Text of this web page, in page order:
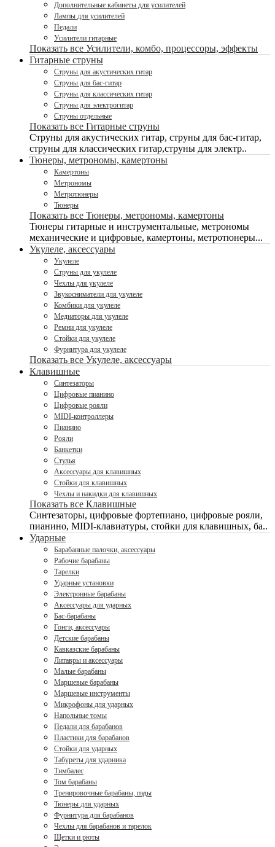
Дополнительные кабинеты для усилителей
Лампы для усилителей
Педали
Усилители гитарные
Показать все Усилители, комбо, процессоры, эффекты
Гитарные струны
Струны для акустических гитар
Струны для бас-гитар
Струны для классических гитар
Струны для электрогитар
Струны отдельные
Показать все Гитарные струны
Струны для акустических гитар, струны для бас-гитар,
струны для классических гитар,струны для электр..
Тюнеры, метрономы, камертоны
Камертоны
Метрономы
Метротюнеры
Тюнеры
Показать все Тюнеры, метрономы, камертоны
Тюнеры гитарные и инструментальные, метрономы
механические и цифровые, камертоны, метротюнеры...
Укулеле, аксессуары
Укулеле
Струны для укулеле
Чехлы для укулеле
Звукосниматели для укулеле
Комбики для укулеле
Медиаторы для укулеле
Ремни для укулеле
Стойки для укулеле
Фурнитура для укулеле
Показать все Укулеле, аксессуары
Клавишные
Синтезаторы
Цифровые пианино
Цифровые рояли
MIDI-контроллеры
Пианино
Рояли
Банкетки
Стулья
Аксессуары для клавишных
Стойки для клавишных
Чехлы и накидки для клавишных
Показать все Клавишные
Синтезаторы, цифровые фортепиано, цифровые рояли,
пианино, MIDI-клавиатуры, стойки для клавишных, ба..
Ударные
Барабанные палочки, аксессуары
Рабочие барабаны
Тарелки
Ударные установки
Электронные барабаны
Аксессуары для ударных
Бас-барабаны
Гонги, аксессуары
Детские барабаны
Кавказские барабаны
Литавры и аксессуары
Малые барабаны
Маршевые барабаны
Маршевые инструменты
Микрофоны для ударных
Напольные томы
Педали для барабанов
Пластики для барабанов
Стойки для ударных
Табуреты для ударника
Тимбалес
Том барабаны
Тренировочные барабаны, пэды
Тюнеры для ударных
Фурнитура для барабанов
Чехлы для барабанов и тарелок
Щетки и рюты